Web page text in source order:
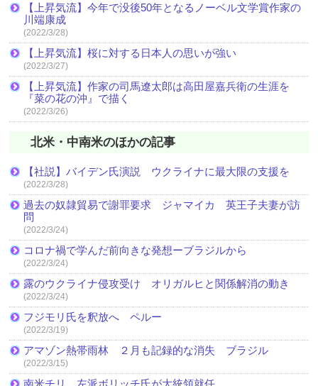
【上昇気流】今年で没後50年となるノーベル文学賞作家の
川端康成
(2022/3/28)
【上昇気流】桜に対する日本人の思いが強い
(2022/3/27)
【上昇気流】作家の司馬遼太郎は高田屋嘉兵衛の生涯を
『菜の花の沖』で描く
(2022/3/26)
北米・中南米のほかの記事
【社説】バイデン氏演説 ウクライナに最大限の支援を
(2022/3/28)
過去の奴隷貿易で謝罪要求 ジャマイカ 英王子夫妻が訪
問
(2022/3/24)
コロナ禍で学んだ前向きな発想ーブラジルから
(2022/3/24)
露のウクライナ侵攻受け オリガルヒと関係解消の動き
(2022/3/24)
フジモリ氏を釈放へ ペルー
(2022/3/19)
アマゾン熱帯雨林 ２月も記録的な消失 ブラジル
(2022/3/15)